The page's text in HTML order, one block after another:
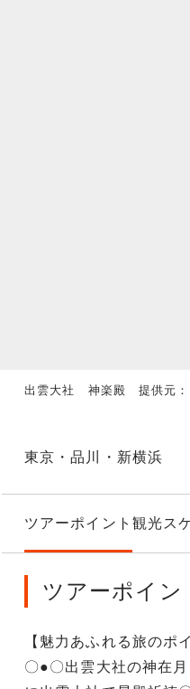
出雲大社 神楽殿 提供元：
東京・品川・新横浜
ツアーポイント 観光ス
ツアーポイン
【魅力あふれる旅のポ
〇●〇出雲大社の神在